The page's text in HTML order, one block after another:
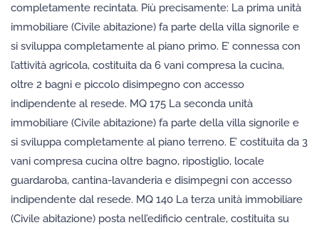
completamente recintata. Più precisamente: La prima unità
immobiliare (Civile abitazione) fa parte della villa signorile e
si sviluppa completamente al piano primo. E’ connessa con
l’attività agricola, costituita da 6 vani compresa la cucina,
oltre 2 bagni e piccolo disimpegno con accesso
indipendente al resede. MQ 175 La seconda unità
immobiliare (Civile abitazione) fa parte della villa signorile e
si sviluppa completamente al piano terreno. E’ costituita da 3
vani compresa cucina oltre bagno, ripostiglio, locale
guardaroba, cantina-lavanderia e disimpegni con accesso
indipendente dal resede. MQ 140 La terza unità immobiliare
(Civile abitazione) posta nell’edificio centrale, costituita su